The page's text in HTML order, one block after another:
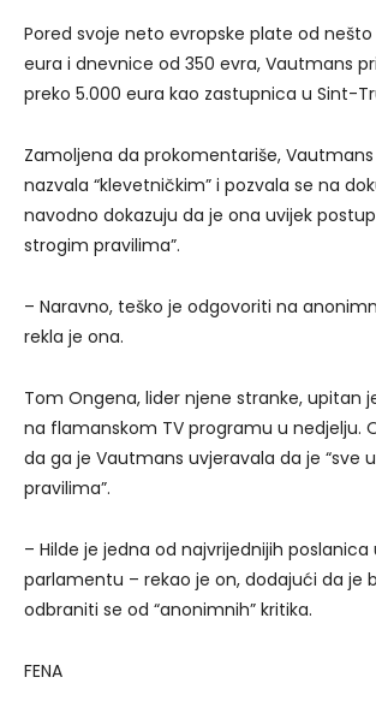
Pored svoje neto evropske plate od
eura i dnevnice od 350 evra, Vautmans
preko 5.000 eura kao zastupnica u Sint-
Zamoljena da prokomentariše,
nazvala “klevetničkim” i pozvala se na
navodno dokazuju da je ona uvijek
strogim pravilima”.
– Naravno, teško je odgovoriti na
rekla je ona.
Tom Ongena, lider njene stranke, upitan
na flamanskom TV programu u nedjelju.
da ga je Vautmans uvjeravala da je “sve
pravilima”.
– Hilde je jedna od najvrijednijih poslanica
parlamentu – rekao je on, dodajući da je
odbraniti se od “anonimnih” kritika.
FENA